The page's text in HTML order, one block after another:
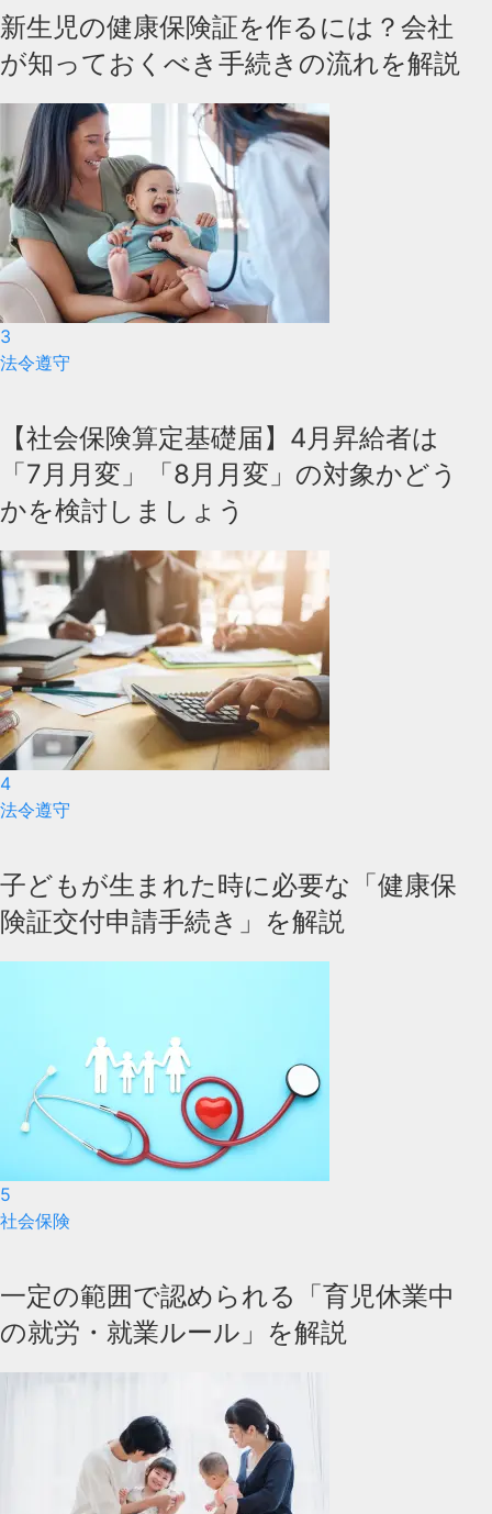
新生児の健康保険証を作るには？会社
が知っておくべき手続きの流れを解説
3
法令遵守
【社会保険算定基礎届】4月昇給者は
「7月月変」「8月月変」の対象かどう
かを検討しましょう
4
法令遵守
子どもが生まれた時に必要な「健康保
険証交付申請手続き」を解説
5
社会保険
一定の範囲で認められる「育児休業中
の就労・就業ルール」を解説